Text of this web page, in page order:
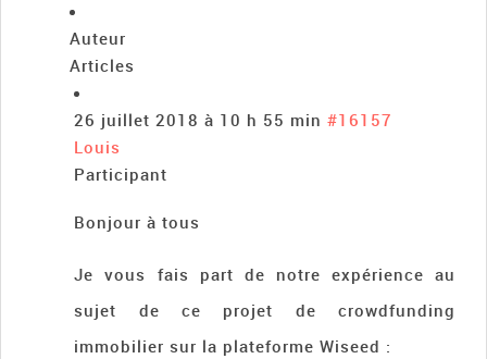
Auteur
Articles
26 juillet 2018 à 10 h 55 min #16157
Louis
Participant
Bonjour à tous
Je vous fais part de notre expérience au
sujet de ce projet de crowdfunding
immobilier sur la plateforme Wiseed :